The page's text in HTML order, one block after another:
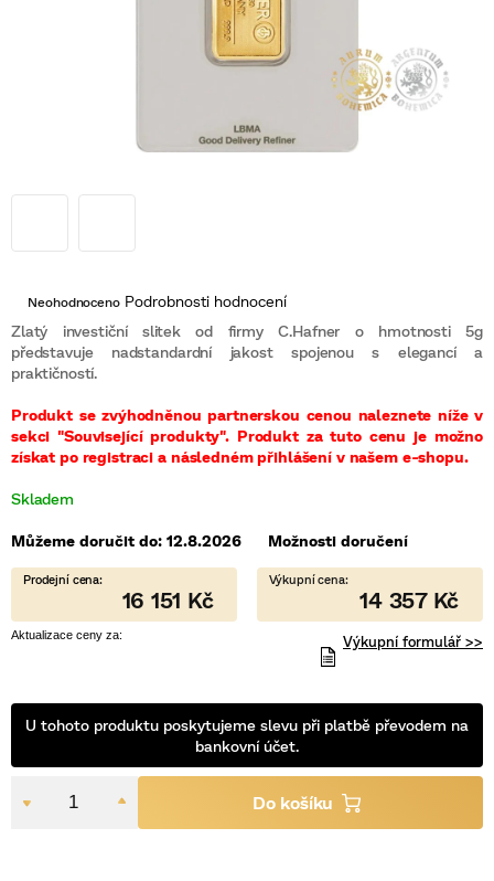
Skladem
Zlatý investiční slitek od firmy C.Hafner o hmotnosti 5g
představuje nadstandardní jakost spojenou s elegancí a
praktičností.
Produkt se zvýhodněnou partnerskou cenou naleznete níže v
sekci "Související produkty". Produkt za tuto cenu je možno
získat po registraci a následném přihlášení v našem e-shopu.
Průměrné
produktu
je
0,0
z
hvězdiček.
Neohodnoceno Podrobnosti hodnocení
16 151 Kč
Výkupní formulář >>
14 357 Kč
U tohoto produktu poskytujeme slevu při platbě převodem na
bankovní účet.
Můžeme doručit do: 12.8.2026 Možnosti doručení